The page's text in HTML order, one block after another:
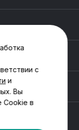
с
и
Вы
Cookie в